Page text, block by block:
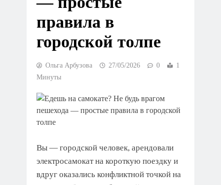
правила в
городской толпе
Ольга Арбузова 27/05/2026 0
1
Минуты
Вы — городской человек, арендовали
электросамокат на короткую поездку и
вдруг оказались конфликтной точкой на